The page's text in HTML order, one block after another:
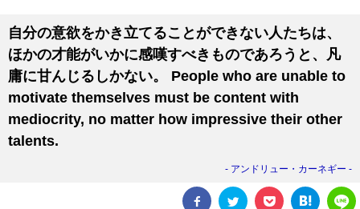
自分の意欲をかき立てることができない人たちは、
ほかの才能がいかに感嘆すべきものであろうと、凡
庸に甘んじるしかない。 People who are unable to
motivate themselves must be content with
mediocrity, no matter how impressive their other
talents.
アンドリュー・カーネギー